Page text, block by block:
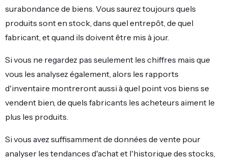
surabondance de biens. Vous saurez toujours quels
produits sont en stock, dans quel entrepôt, de quel
fabricant, et quand ils doivent être mis à jour.
Si vous ne regardez pas seulement les chiffres mais que
vous les analysez également, alors les rapports
d'inventaire montreront aussi à quel point vos biens se
vendent bien, de quels fabricants les acheteurs aiment le
plus les produits.
Si vous avez suffisamment de données de vente pour
analyser les tendances d'achat et l'historique des stocks,